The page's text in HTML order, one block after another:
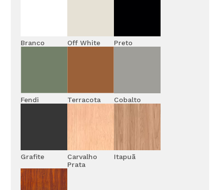
Branco Off White Preto
Fendi Terracota Cobalto
Grafite
Carvalho
Prata
Itapuã